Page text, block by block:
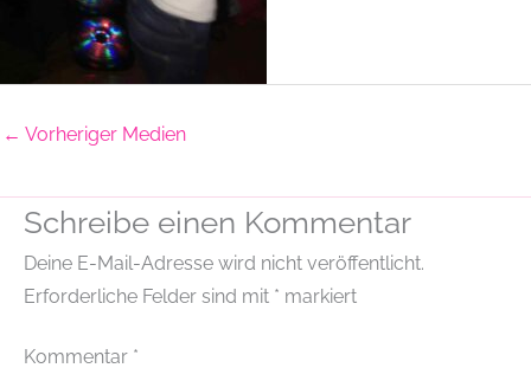
← Vorheriger Medien
Schreibe einen Kommentar
Deine E-Mail-Adresse wird nicht veröffentlicht.
Erforderliche Felder sind mit * markiert
Kommentar *